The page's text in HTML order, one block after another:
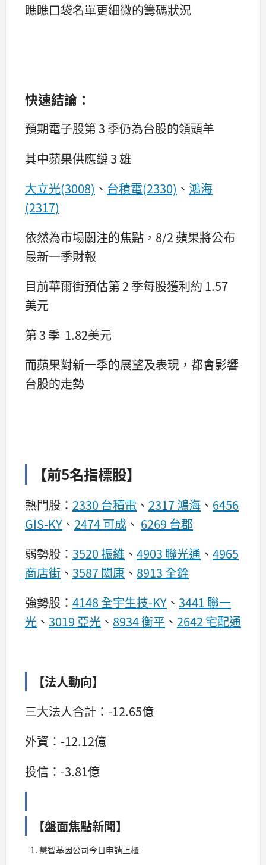
瞧瞧口袋名單更細微的籌碼狀況
快速結論：
預期電子股第 3 季仍為台股的領頭羊
其中蘋果供應鏈 3 雄
大立光(3008) 、 台積電(2330) 、 鴻海
(2317)
依然為市場關注的焦點，8/2 蘋果將公布
最新一季財報
目前華爾街預估第 2 季每股獲利約 1.57
美元
第 3 季 1.82美元
而蘋果對新一季的展望及表現，都會影響
台股的走勢
【前5名指標股】
熱門股： 2330 台積電 、 2317 鴻海 、 6456
GIS-KY 、 2474 可成 、 6269 台郡
弱勢股： 3520 振維 、 4903 聯光通 、 4965
商店街 、 3587 閎康 、 8913 全銓
強勢股： 4148 全宇生技-KY 、 3441 聯一
光 、 3019 亞光 、 8934 衡平 、 2642 宅配通
【法人動向】
三大法人合計：-12.65億
外資：-12.12億
投信：-3.81億
【盤面焦點新聞】
慧智基因公司今日申請上櫃